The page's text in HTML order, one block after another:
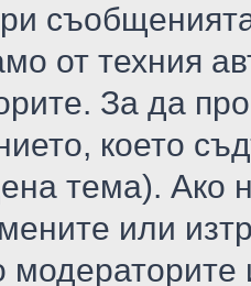
от техния
За да
което
тема). Ако
или